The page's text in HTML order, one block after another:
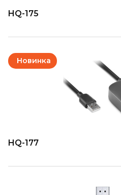
HQ-175
Новинка
HQ-177